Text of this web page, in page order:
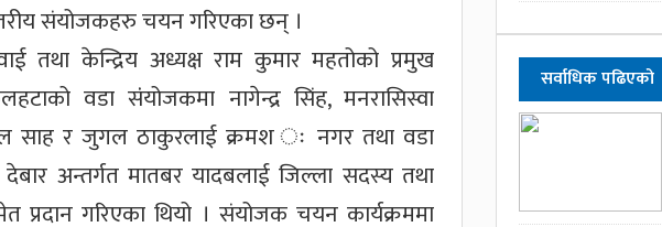
स्तरीय संयोजकहरु चयन गरिएका छन् ।
तथा केन्द्रिय अध्यक्ष राम कुमार महतोको प्रमुख
वडा संंयोजकमा नागेन्द्र सिंह, मनरासिस्वा
साह र जुगल ठाकुरलाई क्रमश ः नगर तथा वडा
अन्तर्गत मातबर यादबलाई जिल्ला सदस्य तथा
प्रदान गरिएका थियो । संयोजक चयन कार्यक्रममा
सर्वाधिक पढिएको